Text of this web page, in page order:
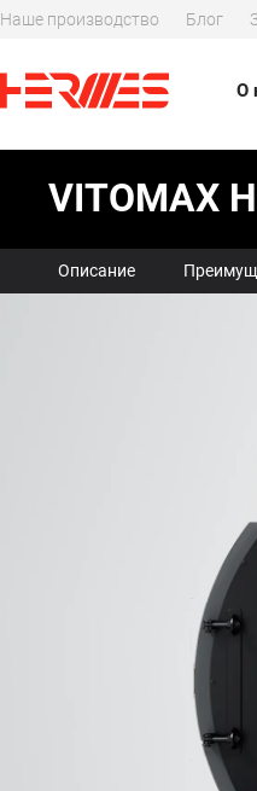
Наше производство Блог
О
VITOMAX
Описание